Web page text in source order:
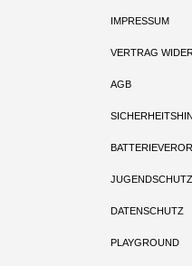
IMPRESSUM
VERTRAG
AGB
JUGENDSCHUTZ
DATENSCHUTZ
PLAYGROUND